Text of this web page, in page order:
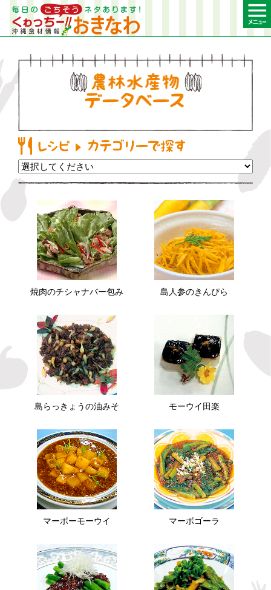
農林水産物デー
焼肉のチシャナバー包み 島人参のきんぴら
島らっきょうの油みそ モーウイ田楽
マーボーモーウイ マーボゴーラ